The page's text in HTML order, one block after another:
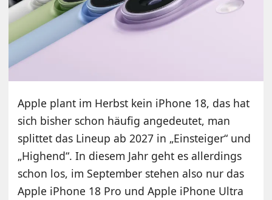
Apple plant im Herbst kein iPhone 18, das hat
sich bisher schon häufig angedeutet, man
splittet das Lineup ab 2027 in „Einsteiger“ und
„Highend“. In diesem Jahr geht es allerdings
schon los, im September stehen also nur das
Apple iPhone 18 Pro und Apple iPhone Ultra